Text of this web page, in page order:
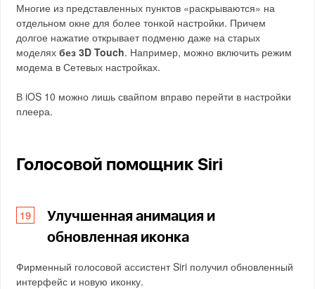
Многие из представленных пунктов «раскрываются» на
отдельном окне для более тонкой настройки. Причем
долгое нажатие открывает подменю даже на старых
моделяхбез 3D Touch. Например, можно включить режим
модема в Сетевых настройках.
В iOS 10 можно лишь свайпом вправо перейти в настройки
плеера.
Голосовой помощник Siri
Улучшенная анимация и
обновленная иконка
Фирменный голосовой ассистент Siri получил обновленный
интерфейс и новую иконку.